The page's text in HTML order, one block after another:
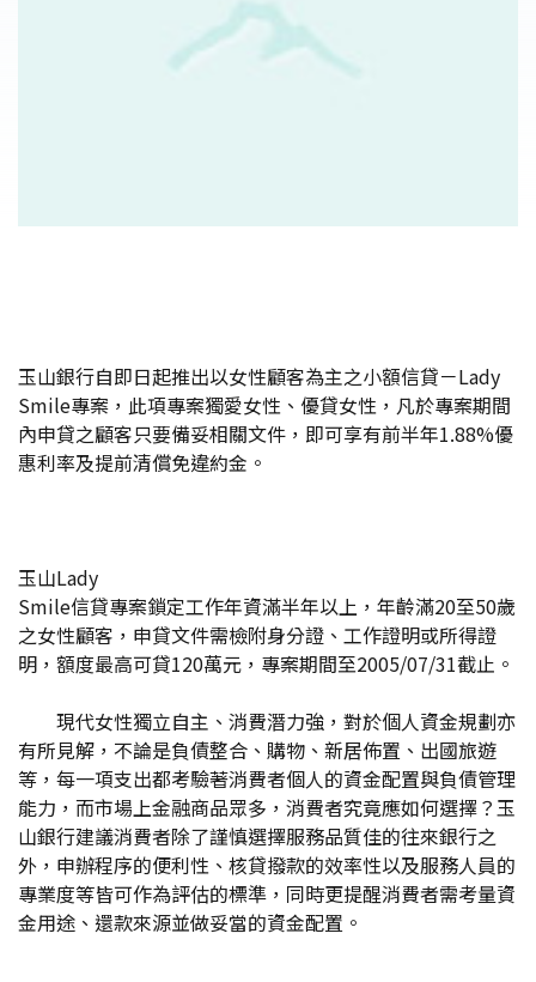
玉山銀行自即日起推出以女性顧客為主之小額信貸－Lady
Smile專案，此項專案獨愛女性、優貸女性，凡於專案期間
內申貸之顧客只要備妥相關文件，即可享有前半年1.88%優
惠利率及提前清償免違約金。
玉山Lady
Smile信貸專案鎖定工作年資滿半年以上，年齡滿20至50歲
之女性顧客，申貸文件需檢附身分證、工作證明或所得證
明，額度最高可貸120萬元，專案期間至2005/07/31截止。
現代女性獨立自主、消費潛力強，對於個人資金規劃亦
有所見解，不論是負債整合、購物、新居佈置、出國旅遊
等，每一項支出都考驗著消費者個人的資金配置與負債管理
能力，而市場上金融商品眾多，消費者究竟應如何選擇？玉
山銀行建議消費者除了謹慎選擇服務品質佳的往來銀行之
外，申辦程序的便利性、核貸撥款的效率性以及服務人員的
專業度等皆可作為評估的標準，同時更提醒消費者需考量資
金用途、還款來源並做妥當的資金配置。